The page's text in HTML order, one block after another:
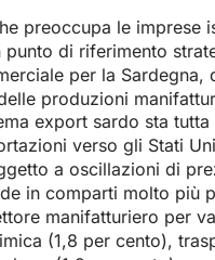
preoccupa le imprese
punto di riferimento
per la Sardegna,
produzioni
export sardo sta
verso gli Stati
a oscillazioni di
in comparti molto più
manifatturiero per
(1,8 per cento),